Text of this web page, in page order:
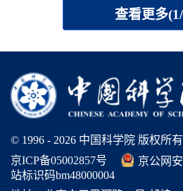
查看更多
© 1996 - 2026 中国科学院 版权所有
京ICP备05002857号
京公网
站标识码bm48000004